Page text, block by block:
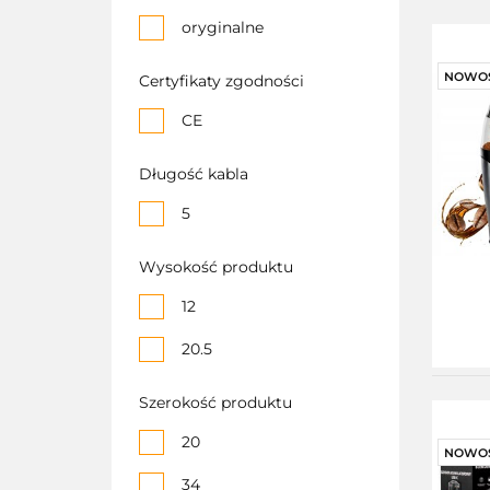
System blokady
bezpieczeństwa
pulsacyjnej
poziomów prędkości,
trzepaczka
oryginalne
Certyfikaty zgodności
CE
Długość kabla
5
Wysokość produktu
12
20.5
Szerokość produktu
20
34